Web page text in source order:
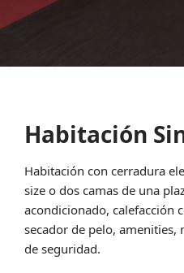
Habitación
Habitación con cerradura
size o dos camas de una
acondicionado, calefacción
secador de pelo, amenities,
de seguridad.